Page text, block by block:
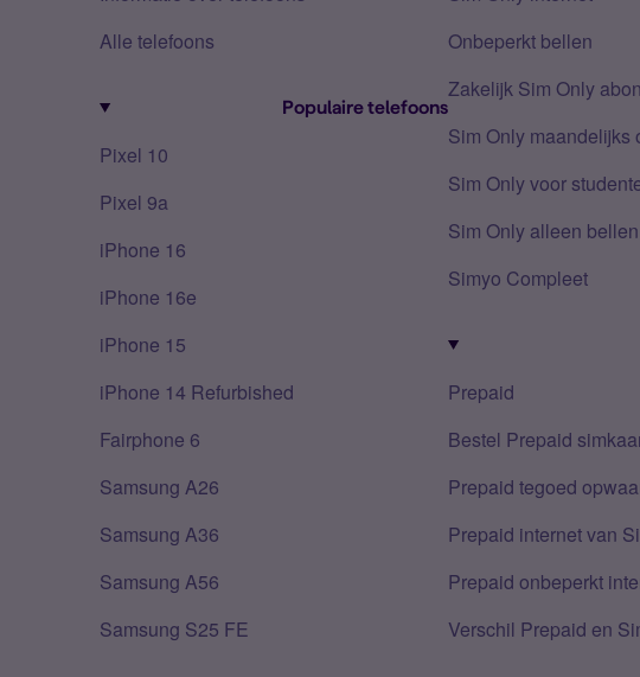
Alle telefoons
Populaire telefoons
Pixel 10
Pixel 9a
iPhone 16
iPhone 16e
iPhone 15
iPhone 14 Refurbished
Fairphone 6
Samsung A26
Samsung A36
Samsung A56
Samsung S25 FE
Onbeperkt bellen
Zakelijk Sim Only
Sim Only maandelijks
Sim Only voor
Sim Only alleen bellen
Simyo Compleet
Prepaid
Bestel Prepaid
Prepaid tegoed
Prepaid internet van
Prepaid onbeperkt
Verschil Prepaid en